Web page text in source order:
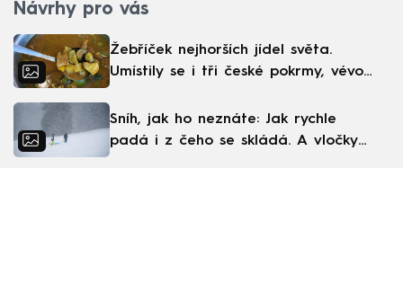
Návrhy pro vás
Žebříček nejhorších jídel světa.
Umístily se i tři české pokrmy, vévodí
Sníh, jak ho neznáte: Jak rychle
padá i z čeho se skládá. A vločky